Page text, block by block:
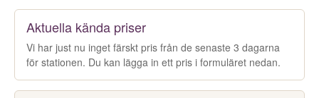
Aktuella kända priser
Vi har just nu inget färskt pris från de senaste 3 dagarna
för stationen. Du kan lägga in ett pris i formuläret nedan.